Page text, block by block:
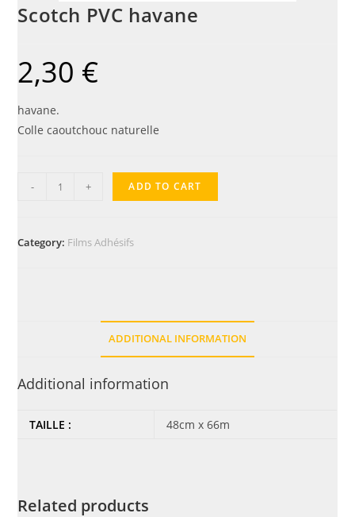
Scotch PVC havane
2,30 €
havane.
Colle caoutchouc naturelle
- + ADD TO CART
Category: Films Adhésifs
ADDITIONAL INFORMATION
Additional information
TAILLE : 48cm x 66m
Related products